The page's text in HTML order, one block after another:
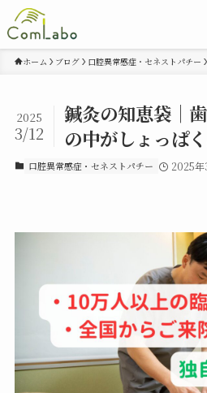
ホーム ブログ 口腔異常感症・セネストパチー
鍼灸の知恵袋｜
の中がしょっぱ
2025
3/12
口腔異常感症・セネストパチー 2025年